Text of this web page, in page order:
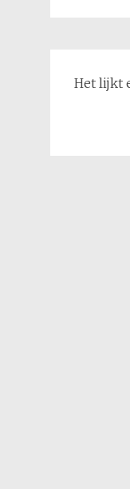
Het lijkt